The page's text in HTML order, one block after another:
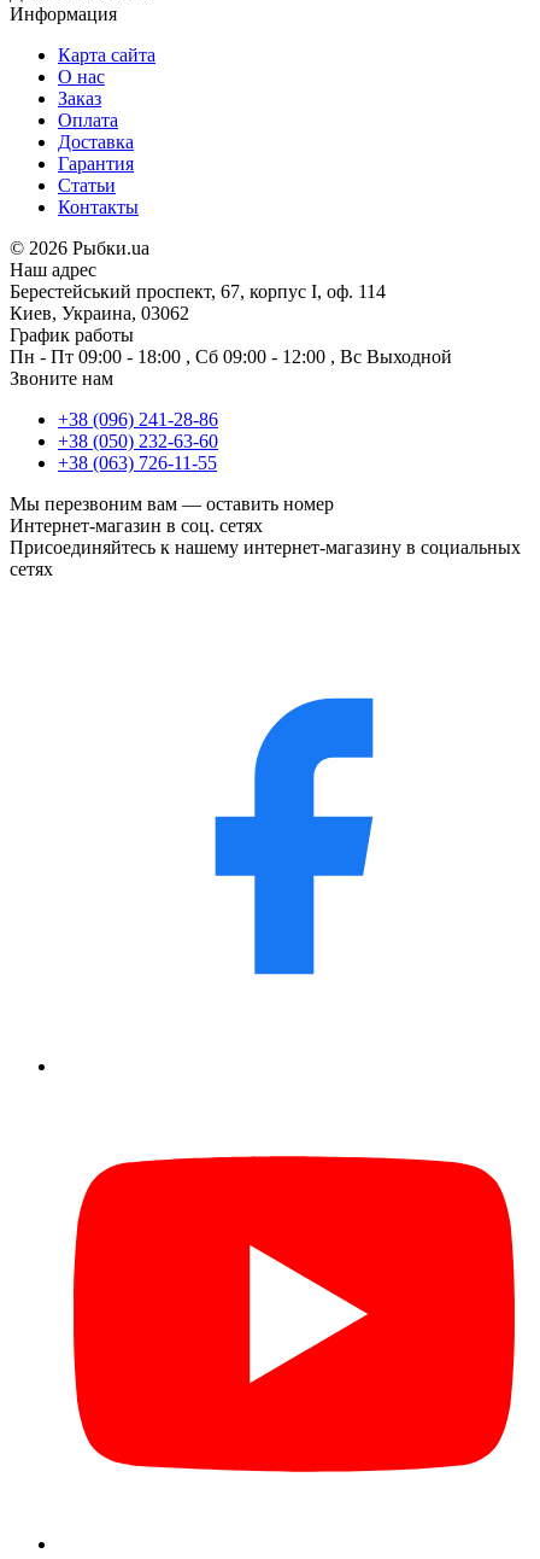
Информация
Карта сайта
О нас
Заказ
Оплата
Доставка
Гарантия
Статьи
Контакты
© 2026 Рыбки.ua
Наш адрес
Берестейський проспект, 67, корпус I, оф. 114
Киев, Украина, 03062
График работы
Пн - Пт 09:00 - 18:00 , Сб 09:00 - 12:00 , Вс Выходной
Звоните нам
+38 (096) 241-28-86
+38 (050) 232-63-60
+38 (063) 726-11-55
Мы перезвоним вам — оставить номер
Интернет-магазин в соц. сетях
Присоединяйтесь к нашему интернет-магазину в социальных
сетях